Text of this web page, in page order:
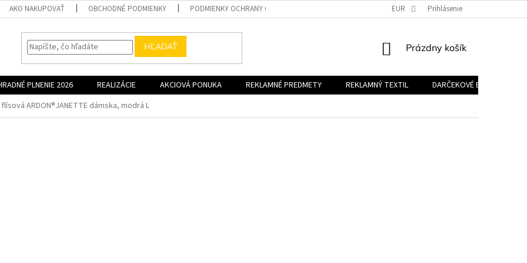
AKO NAKUPOVAŤ OBCHODNÉ PODMIENKY PODMIENKY OCHRANY OSOBNÝCH ÚDAJOV EUR Prihlásenie
HĽADAŤ
NÁKUPNÝ
Prázdny košík
PLNENIE 2026 REALIZÁCIE AKCIOVÁ PONUKA REKLAMNÉ PREDMETY REKLAMNÝ TEXTIL
DARČEKOVÉ BALÍČKY
ARDON®JANETTE dámska, modrá L